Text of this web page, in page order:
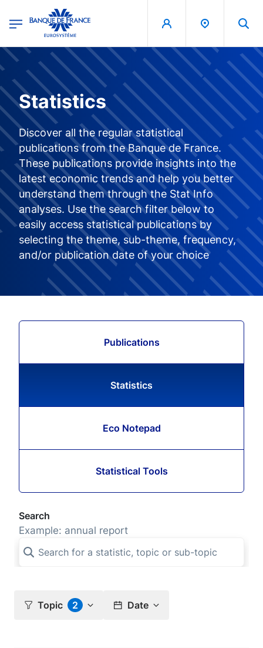
Banque de France - Menu Principal
Statistics
Discover all the regular statistical
publications from the Banque de France.
These publications provide insights into the
latest economic trends and help you better
understand them through the Stat Info
analyses. Use the search filter below to
easily access statistical publications by
selecting the theme, sub-theme, frequency,
and/or publication date of your choice
Publications
Statistics
Eco Notepad
Statistical Tools
Search
Example: annual report
Topic 2 Date